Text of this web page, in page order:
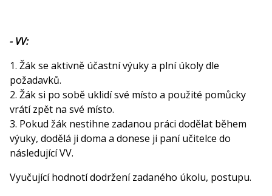
- VV:
1. Žák se aktivně účastní výuky a plní úkoly dle
požadavků.
2. Žák si po sobě uklidí své místo a použité pomůcky
vrátí zpět na své místo.
3. Pokud žák nestihne zadanou práci dodělat během
výuky, dodělá ji doma a donese ji paní učitelce do
následující VV.
Vyučující hodnotí dodržení zadaného úkolu, postupu.